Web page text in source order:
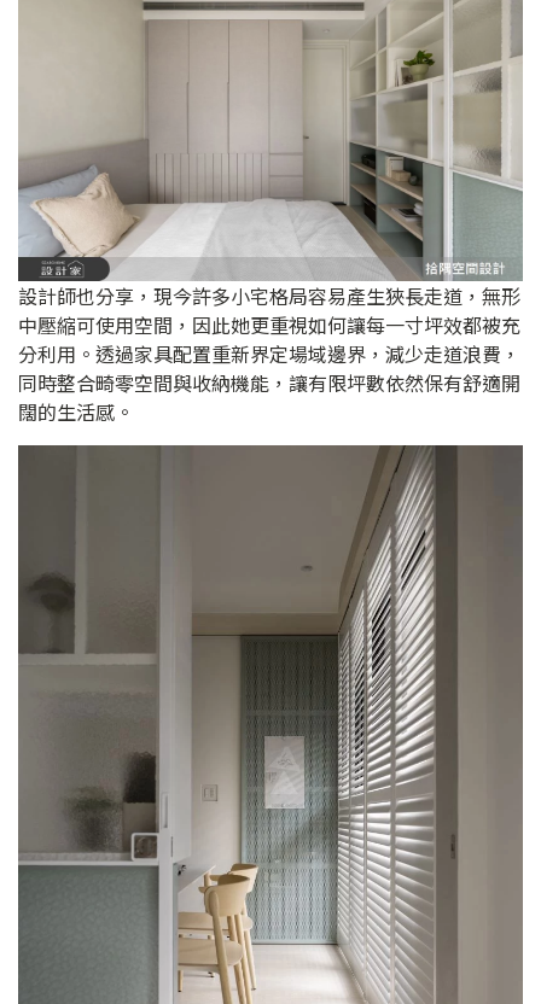
設計師也分享，現今許多小宅格局容易產生狹長走道，無形
中壓縮可使用空間，因此她更重視如何讓每一寸坪效都被充
分利用。透過家具配置重新界定場域邊界，減少走道浪費，
同時整合畸零空間與收納機能，讓有限坪數依然保有舒適開
闊的生活感。